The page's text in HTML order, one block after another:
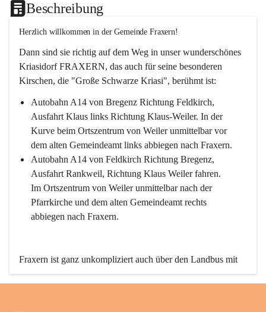
Beschreibung
Herzlich willkommen in der Gemeinde Fraxern!
Dann sind sie richtig auf dem Weg in unser wunderschönes
Kriasidorf FRAXERN, das auch für seine besonderen
Kirschen, die "Große Schwarze Kriasi", berühmt ist:
Autobahn A14 von Bregenz Richtung Feldkirch,
Ausfahrt Klaus links Richtung Klaus-Weiler. In der
Kurve beim Ortszentrum von Weiler unmittelbar vor
dem alten Gemeindeamt links abbiegen nach Fraxern.
Autobahn A14 von Feldkirch Richtung Bregenz,
Ausfahrt Rankweil, Richtung Klaus Weiler fahren.
Im Ortszentrum von Weiler unmittelbar nach der
Pfarrkirche und dem alten Gemeindeamt rechts
abbiegen nach Fraxern.
Fraxern ist ganz unkompliziert auch über den Landbus mit
den öffentlichen Verkehrsmitteln zu erreichen. Die Linie